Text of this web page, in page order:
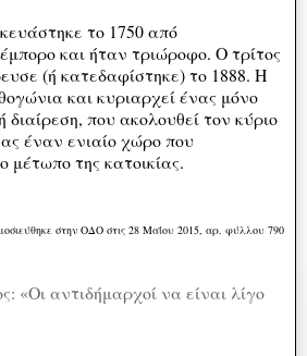
το 1750 από
και ήταν τριώροφο. Ο τρίτος
(ή κατεδαφίστηκε) το 1888. Η
και κυριαρχεί ένας μόνο
που ακολουθεί τον κύριο
έναν ενιαίο χώρο που
μέτωπο της κατοικίας.
στην ΟΔΟ στις 28 Μαΐου 2015, αρ. φύλλου 790
«Οι αντιδήμαρχοί να είναι λίγο